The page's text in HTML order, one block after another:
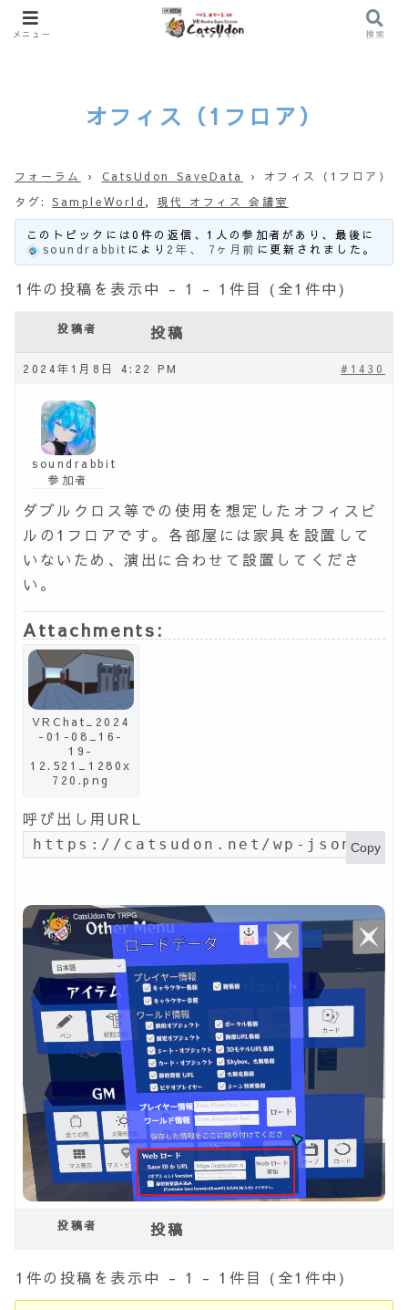
オフィス（1フロア）
フォーラム › CatsUdon SaveData ›
オフィス（1フロア）
タグ:SampleWorld , 現代 オフィス 会議室
このトピックには0件の返信、1人の参加者があり、最後に
soundrabbit により 2年、 7ヶ月前 に更新されました。
1件の投稿を表示中 - 1 - 1件目 (全1件中)
投稿者 投稿
2024年1月8日 4:22 PM #1430
soundrabbit
参加者
ダブルクロス等での使用を想定したオフィスビ
ルの1フロアです。各部屋には家具を設置して
いないため、演出に合わせて設置してくださ
い。
Attachments:
VRChat_2024
-01-08_16-
19-
12.521_1280x
720.png
呼び出し用URL
https://catsudon.net/wp-json/my-
Copy
投稿者 投稿
1件の投稿を表示中 - 1 - 1件目 (全1件中)
メニュー 検索